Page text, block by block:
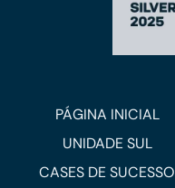
PÁGINA INICIAL
UNIDADE SUL
CASES DE SUCESSO